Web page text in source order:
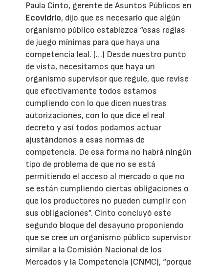
Paula Cinto, gerente de Asuntos Públicos en
Ecovidrio, dijo que es necesario que algún
organismo público establezca “esas reglas
de juego mínimas para que haya una
competencia leal. (…) Desde nuestro punto
de vista, necesitamos que haya un
organismo supervisor que regule, que revise
que efectivamente todos estamos
cumpliendo con lo que dicen nuestras
autorizaciones, con lo que dice el real
decreto y así todos podamos actuar
ajustándonos a esas normas de
competencia. De esa forma no habrá ningún
tipo de problema de que no se está
permitiendo el acceso al mercado o que no
se están cumpliendo ciertas obligaciones o
que los productores no pueden cumplir con
sus obligaciones”. Cinto concluyó este
segundo bloque del desayuno proponiendo
que se cree un organismo público supervisor
similar a la Comisión Nacional de los
Mercados y la Competencia (CNMC), “porque